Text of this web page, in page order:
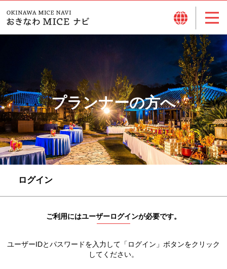
プランナーの方へ
ログイン
ご利用にはユーザーログインが必要です。
ユーザーIDとパスワードを入力して「ログイン」ボタンをクリック
してください。